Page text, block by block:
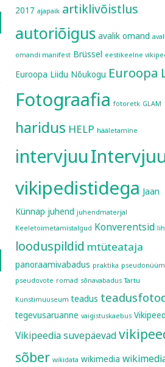
2017 ajapaik artiklivõistlus
autoriõigus avalik omand
omandi manifest Brüssel eestikeelne
Euroopa Liidu Nõukogu Euroopa
Fotograafia fotoretk GLAM
haridus HELP hääletamine
intervjuu
vikipedistidega Jaan
Künnap juhend juhendmaterjal
Keeletoimetamistalgud Konverentsid
looduspildid mtüteataja
panoraamivabadus praktika
pseudovote romad sõnavabadus Tartu
Kunstimuuseum teadus
tegevusaruanne vaigistuskaebus
Vikipeedia suvepäevad
sõber wikidata wikimedia